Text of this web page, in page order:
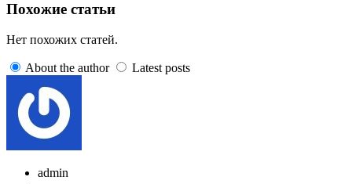
Похожие статьи
Нет похожих статей.
About the author Latest posts
admin